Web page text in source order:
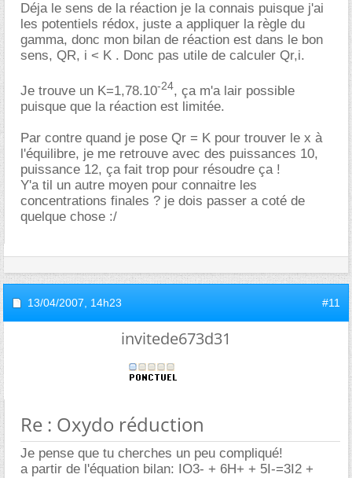
Déja le sens de la réaction je la connais puisque j'ai
les potentiels rédox, juste a appliquer la règle du
gamma, donc mon bilan de réaction est dans le bon
sens, QR, i < K . Donc pas utile de calculer Qr,i.
Je trouve un K=1,78.10-24, ça m'a lair possible
puisque que la réaction est limitée.
Par contre quand je pose Qr = K pour trouver le x à
l'équilibre, je me retrouve avec des puissances 10,
puissance 12, ça fait trop pour résoudre ça !
Y'a til un autre moyen pour connaitre les
concentrations finales ? je dois passer a coté de
quelque chose :/
13/04/2007, 14h23 #11
invitede673d31
Re : Oxydo réduction
Je pense que tu cherches un peu compliqué!
a partir de l'équation bilan: IO3- + 6H+ + 5I-=3I2 +